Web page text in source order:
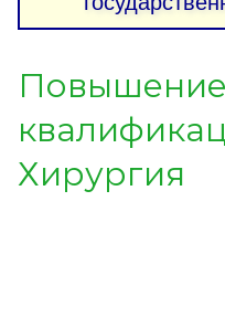
Повышение
Хирургия